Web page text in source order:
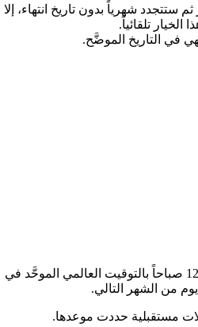
شهرياً بدون تاريخ انتهاء، إلا
الخيار تلقائياً.
في التاريخ الموضَّح.
يمكنك تعديل مدة حملتك أو أغانيك بحلول الساعة 12 صباحاً بالتوقيت العالمي الموحَّد في
من الشهر التالي.
مستقبلية حددت موعدها.